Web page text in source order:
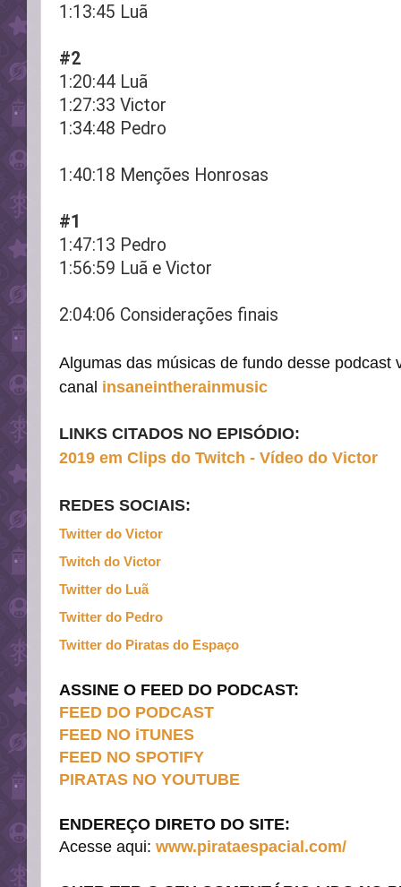
1:13:45 Luã
#2
1:20:44 Luã
1:27:33 Victor
1:34:48 Pedro
1:40:18 Menções Honrosas
#1
1:47:13 Pedro
1:56:59 Luã e Victor
2:04:06 Considerações finais
Algumas das músicas de fundo desse podcast
canal insaneintherainmusic
LINKS CITADOS NO EPISÓDIO:
2019 em Clips do Twitch - Vídeo do Victor
REDES SOCIAIS:
Twitter do Victor
Twitch do Victor
Twitter do Luã
Twitter do Pedro
Twitter do Piratas do Espaço
ASSINE O FEED DO PODCAST:
FEED DO PODCAST
FEED NO iTUNES
FEED NO SPOTIFY
PIRATAS NO YOUTUBE
ENDEREÇO DIRETO DO SITE:
Acesse aqui: www.pirataespacial.com/